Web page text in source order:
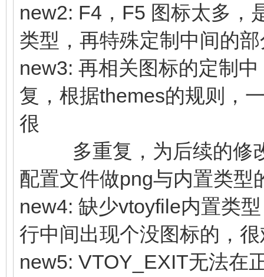
new2: F4，F5 图标太多，
类型，再特殊定制中间的
new3: 再相关图标的定制
复，根据themes的规则，
很
多重复，为后续的修改
配置文件做png与内置类型
new4: 缺少vtoyfile内置类
行中间出现个没图标的，
new5: VTOY_EXIT无法在